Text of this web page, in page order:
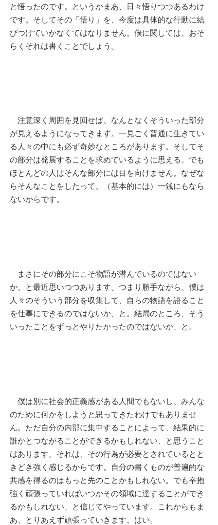
と悟ったのです。というかまあ、日々悟りつつあるわけ
です。そしてその「悟り」を、今度は具体的な行動に結
びつけていかなくてはなりません。僕に関しては、おそ
らくそれは書くことでしょう。
注意深く周囲を見回せば、なんとなくそういった部分
が見えるようになってきます。一見ごく普通に生きてい
る人々の中にも必ず奇妙なところがあります。そしてそ
の部分は発展することを求めているように思える。でも
ほとんどの人はそんな部分には目を向けません。なぜな
らそんなことをしたって、（基本的には）一銭にもなら
ないからです。
まさにその部分にこそ物語が潜んでいるのではない
か、と最近思いつつあります。つまり勝手ながら、僕は
人々のそういう部分を収集して、自らの物語を語ること
を仕事にできるのではないか、と。結局のところ、そう
いったことをずっとやりたかったのではないか、と。
僕は別に社会的正義感がある人間でもないし、みんな
のために何かをしようと思ってきたわけでもありませ
ん。ただ自分の内部に集中することによって、結果的に
誰かとつながることができるかもしれない、と思うこと
はあります。それは、その行為が必要とされているとと
きどき強く感じるからです。自分の書くものが普遍的な
共感を得るのはもっと先のことかもしれない。でも辛抱
強く頑張っていればいつかその領域に達することができ
るかもしれない、と信じてやっています。これからもま
あ、とりあえず頑張っていきます。はい。